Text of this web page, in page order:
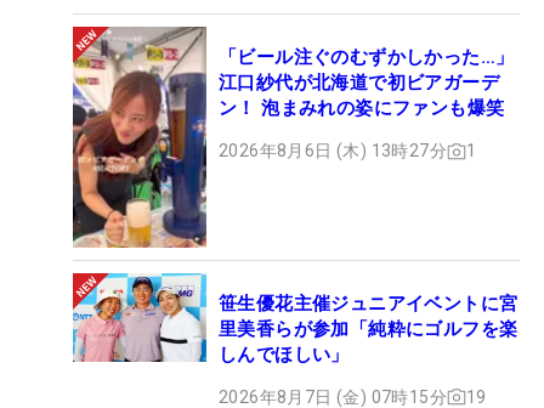
「ビール注ぐのむずかしかった…」
江口紗代が北海道で初ビアガーデ
ン！ 泡まみれの姿にファンも爆笑
2026年8月6日 (木) 13時27分 1
笹生優花主催ジュニアイベントに宮
里美香らが参加「純粋にゴルフを楽
しんでほしい」
2026年8月7日 (金) 07時15分 19